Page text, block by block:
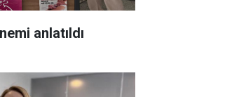
anlatıldı